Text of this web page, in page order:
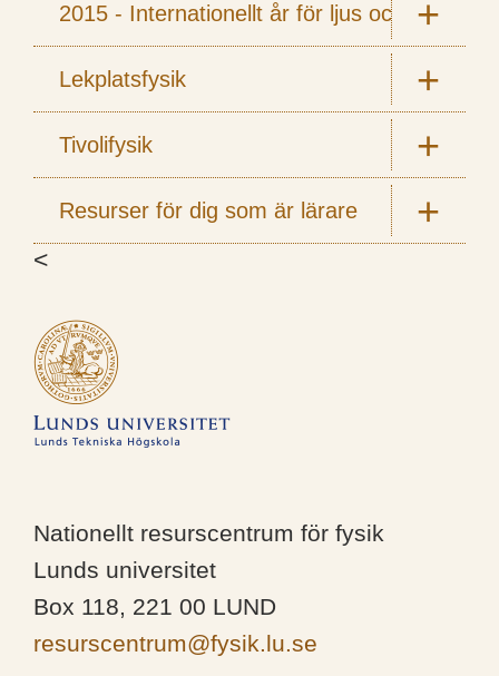
2015 - Internationellt år för ljus och
Lekplatsfysik
Tivolifysik
Resurser för dig som är lärare
<
Nationellt resurscentrum för fysik
Lunds universitet
Box 118, 221 00 LUND
resurscentrum@fysik.lu.se